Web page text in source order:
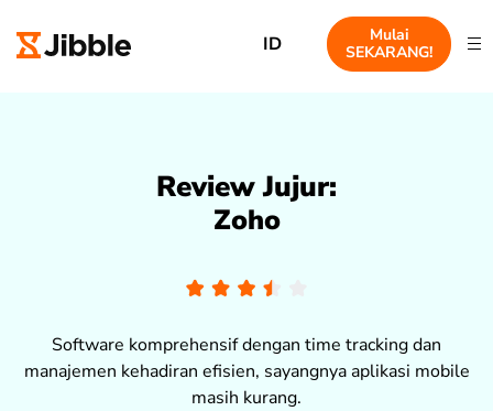
ID
Mulai
SEKARANG!
Review Jujur:
Zoho
Software komprehensif dengan time tracking dan
manajemen kehadiran efisien, sayangnya aplikasi mobile
masih kurang.